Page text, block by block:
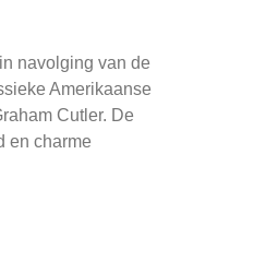
navolging van de
Amerikaanse
Cutler. De
en charme